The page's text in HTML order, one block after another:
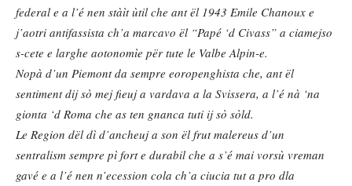
federal e a l’é nen stàìt ùtil che ant ël 1943 Emile Chanoux e
j’aotri antifassista ch’a marcavo ël “Papé ‘d Civass” a ciamejso
s-cete e larghe aotonomìe për tute le Valbe Alpin-e.
Nopà d’un Piemont da sempre eoropenghista che, ant ël
sentiment dij sò mej fieuj a vardava a la Svissera, a l’é nà ‘na
gionta ‘d Roma che as ten gnanca tuti ij sò sòld.
Le Region dël dì d’ancheuj a son ël frut malereus d’un
sentralism sempre pì fort e durabil che a s’é mai vorsù vreman
gavé e a l’é nen n’ecession cola ch’a ciucia tut a pro dla